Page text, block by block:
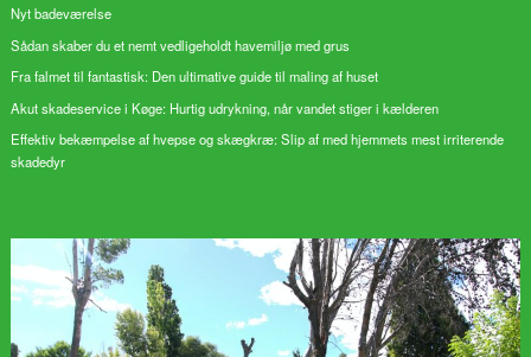
Nyt badeværelse
Sådan skaber du et nemt vedligeholdt havemiljø med grus
Fra falmet til fantastisk: Den ultimative guide til maling af huset
Akut skadeservice i Køge: Hurtig udrykning, når vandet stiger i kælderen
Effektiv bekæmpelse af hvepse og skægkræ: Slip af med hjemmets mest irriterende
skadedyr